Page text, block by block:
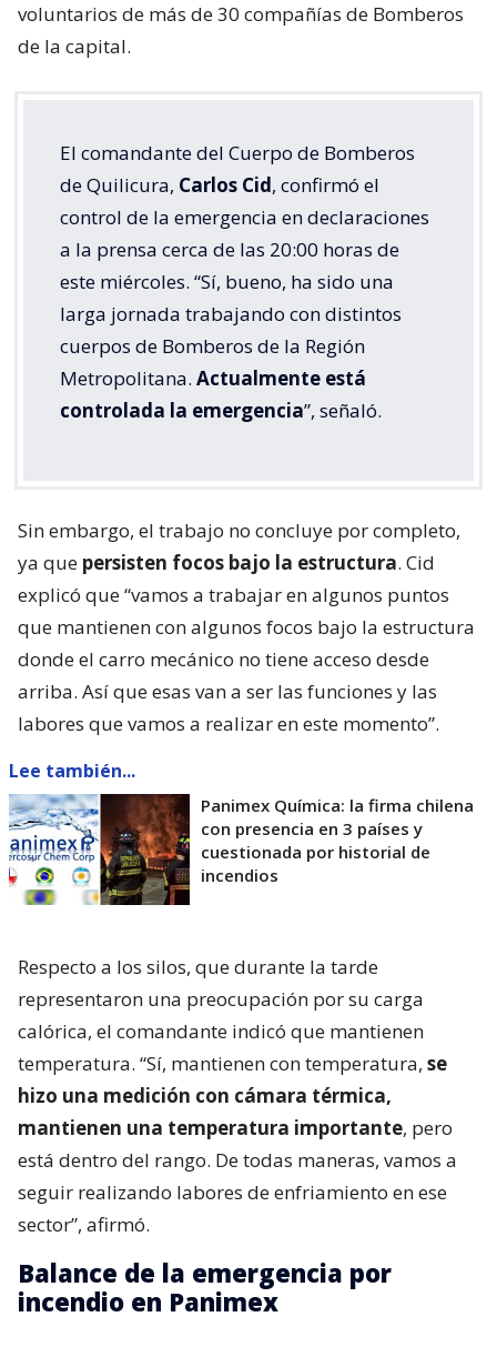
voluntarios de más de 30 compañías de Bomberos
de la capital.
El comandante del Cuerpo de Bomberos
de Quilicura, Carlos Cid, confirmó el
control de la emergencia en declaraciones
a la prensa cerca de las 20:00 horas de
este miércoles. “Sí, bueno, ha sido una
larga jornada trabajando con distintos
cuerpos de Bomberos de la Región
Metropolitana. Actualmente está
controlada la emergencia”, señaló.
Sin embargo, el trabajo no concluye por completo,
ya que persisten focos bajo la estructura. Cid
explicó que “vamos a trabajar en algunos puntos
que mantienen con algunos focos bajo la estructura
donde el carro mecánico no tiene acceso desde
arriba. Así que esas van a ser las funciones y las
labores que vamos a realizar en este momento”.
Lee también...
Panimex Química: la firma chilena
con presencia en 3 países y
cuestionada por historial de
incendios
Respecto a los silos, que durante la tarde
representaron una preocupación por su carga
calórica, el comandante indicó que mantienen
temperatura. “Sí, mantienen con temperatura, se
hizo una medición con cámara térmica,
mantienen una temperatura importante, pero
está dentro del rango. De todas maneras, vamos a
seguir realizando labores de enfriamiento en ese
sector”, afirmó.
Balance de la emergencia por
incendio en Panimex